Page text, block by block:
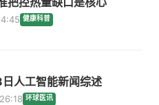
健康科普
人工智能新闻综述
环球医讯